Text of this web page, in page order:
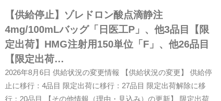
【供給停止】ゾレドロン酸点滴静注
4mg/100mLバッグ「日医工P」、他3品目【限
定出荷】HMG注射用150単位「F」、他26品目
【限定出荷…
2026年8月6日 供給状況の変更情報 【供給状況の変更】 供給停
止に移行：4品目 限定出荷に移行：27品目 限定出荷解除に移
行：20品目 【その他情報（理由・見込み）の更新】 限定出荷